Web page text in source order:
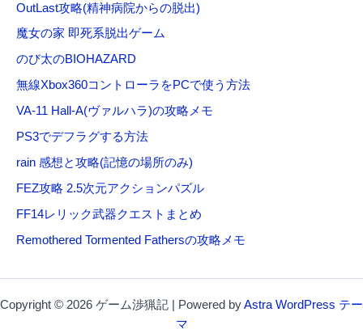
OutLast攻略(精神病院からの脱出)
魔女の家 即死系脱出ゲーム
のび太のBIOHAZARD
無線Xbox360コントローラをPCで使う方法
VA-11 Hall-A(ヴァルハラ)の攻略メモ
PS3でデフラグする方法
rain 感想と攻略(記憶の場所のみ)
FEZ攻略 2.5次元アクションパズル
FF14レリック武器クエストまとめ
Remothered Tormented Fathersの攻略メモ
Copyright © 2026 ゲーム渉猟記 | Powered byAstra WordPress テー
マ